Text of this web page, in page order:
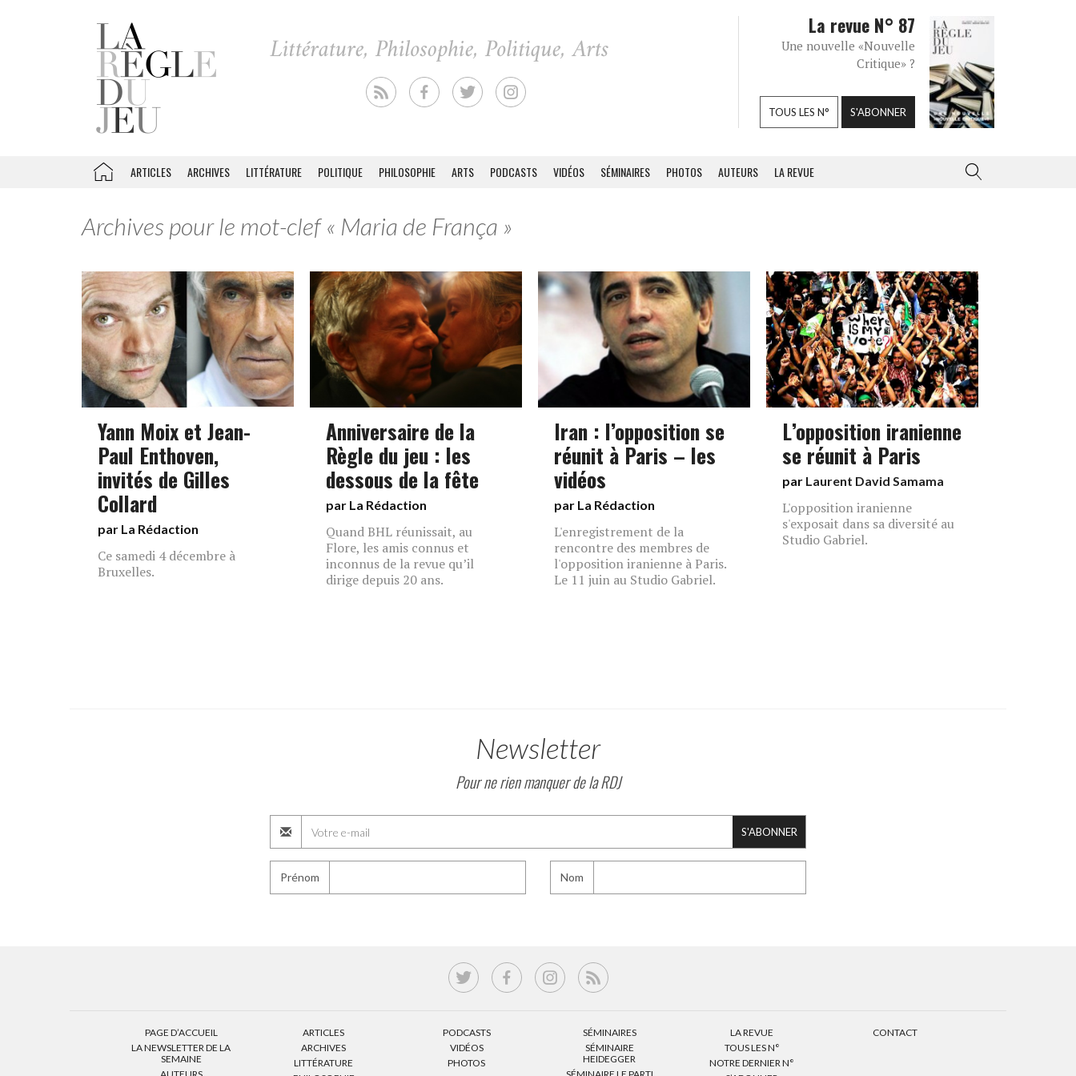
La revue N° 87
Une nouvelle «Nouvelle
Critique» ?
TOUS LES N° S'ABONNER
ARTICLES ARCHIVES LITTÉRATURE POLITIQUE PHILOSOPHIE ARTS PODCASTS VIDÉOS SÉMINAIRES PHOTOS AUTEURS LA REVUE
Archives pour le mot-clef « Maria de França »
Yann Moix et Jean-
Paul Enthoven,
invités de Gilles
Collard
par La Rédaction
Ce samedi 4 décembre à
Bruxelles.
Anniversaire de la
Règle du jeu : les
dessous de la fête
par La Rédaction
Quand BHL réunissait, au
Flore, les amis connus et
inconnus de la revue qu’il
dirige depuis 20 ans.
Iran : l’opposition se
réunit à Paris – les
vidéos
par La Rédaction
L'enregistrement de la
rencontre des membres de
l'opposition iranienne à Paris.
Le 11 juin au Studio Gabriel.
L’opposition iranienne
se réunit à Paris
par Laurent David Samama
L'opposition iranienne
s'exposait dans sa diversité au
Studio Gabriel.
Newsletter
Pour ne rien manquer de la RDJ
S'ABONNER
Prénom Nom
PAGE D’ACCUEIL
LA NEWSLETTER DE LA
SEMAINE
ARTICLES
ARCHIVES
LITTÉRATURE
PODCASTS
VIDÉOS
PHOTOS
SÉMINAIRES
SÉMINAIRE
HEIDEGGER
LA REVUE
TOUS LES N°
NOTRE DERNIER N°
CONTACT